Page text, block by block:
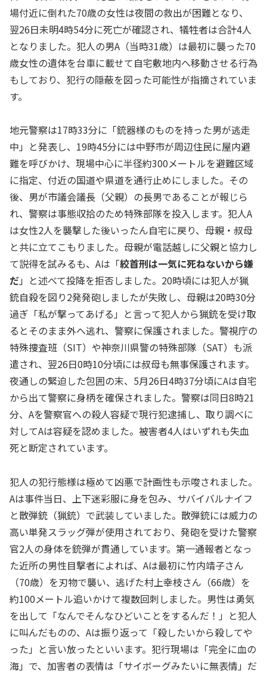
場付近に倒れた70歳の女性は夜間の救出が困難となり、
翌26日未明4時54分に死亡が確認され、犠牲者は合計4人
となりました。犯人の男A（当時31歳）は最初に襲った70
歳女性の遺体を台車に載せて自宅敷地内へ移動させる行為
もしており、犯行の隠蔽を図った可能性が指摘されていま
す。
地元警察は17時33分に「銃器様のものを持った男が逃走
中」と発表し、19時45分には中野市が周辺住民に屋内避
難を呼びかけ、現場中心に半径約300メートルを避難区域
に指定、付近の国道や県道を通行止めにしました。その
後、男が市議会議長（父親）の長男であることが報じら
れ、警察は事態収拾のため特殊部隊を投入します。犯人A
は女性2人を襲撃した後いったん自宅に戻り、母親・叔母
と共に立てこもりました。母親が電話越しに父親と協力し
て説得を試みるも、Aは「絞首刑は一気に死ねないから嫌
だ」と述べて投降を拒否しました。20時頃には犯人が猟
銃自殺を図り2発発砲しましたが失敗し、母親は20時30分
過ぎ「私が撃ってあげる」と言って犯人から猟銃を受け取
るとそのまま外へ逃れ、警察に保護されました。警視庁の
特殊捜査班（SIT）や神奈川県警の特殊部隊（SAT）も派
遣され、翌26日0時10分頃には叔母も無事保護されます。
夜通しの緊迫した包囲の末、5月26日4時37分頃にAは自宅
から出て警察に身柄を確保されました。警察は同日8時21
分、Aを警察官への殺人容疑で現行犯逮捕し、取り調べに
対してAは容疑を認めました。被害者4人はいずれも失血
死と断定されています。
犯人の犯行態様は極めて凶悪で計画性も示唆されました。
Aは事件当日、上下迷彩服に身を包み、サバイバルナイフ
と散弾銃（猟銃）で武装していました。散弾銃には威力の
高い単発スラッグ弾が使用されており、発砲を受けた警察
官2人の身体を銃弾が貫通しています。第一通報者となっ
た近所の男性目撃者によれば、Aは最初に竹内靖子さん
（70歳）を刃物で襲い、逃げた村上幸枝さん（66歳）を
約100メートル追いかけて複数回刺しました。男性は勇気
を出して「なんでそんなひどいことをするんだ！」と犯人
に叫んだものの、Aは振り返って「殺したいから殺してや
った」と言い放ったといいます。犯行現場は「完全に血の
海」で、加害者の表情は「サイボーグみたいに無表情」だ